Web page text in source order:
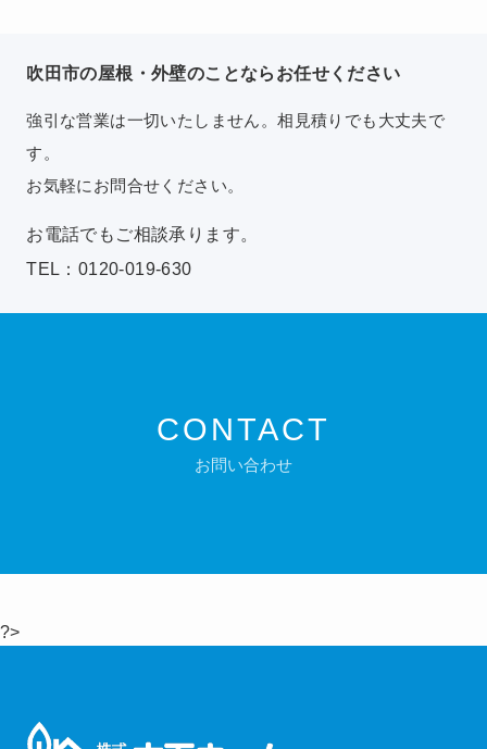
吹田市の屋根・外壁のことならお任せください
強引な営業は一切いたしません。相見積りでも大丈夫で
す。
お気軽にお問合せください。
お電話でもご相談承ります。
TEL：0120-019-630
CONTACT
お問い合わせ
?>